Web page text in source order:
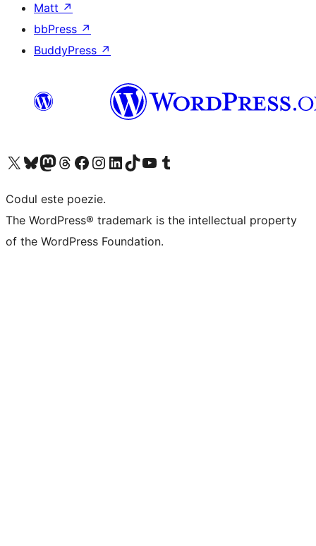
Matt ↗
bbPress ↗
BuddyPress ↗
Mergi la contul nostru X (fost Twitter)
Vizitează contul nostru Bluesky
Vizitează contul nostru Mastodon
Vizitează contul nostru Threads
Vizitează pagina noastră Facebook
Vizitează-ne pe Instagram
Vizitează-ne pe LinkedIn
Vizitează contul nostru TikTok
Vizitează canalul nostru YouTube
Vizitează contul nostru Tumblr
Codul este poezie.
The WordPress® trademark is the intellectual property
of the WordPress Foundation.